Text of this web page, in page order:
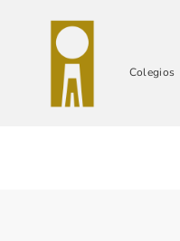
Colegios